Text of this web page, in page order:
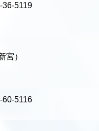
5119
宮）
5116